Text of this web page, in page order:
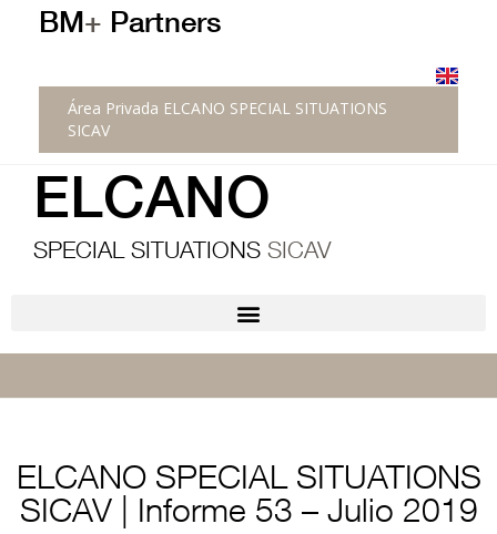
BM+ Partners
Área Privada ELCANO SPECIAL SITUATIONS
SICAV
ELCANO
SPECIAL SITUATIONS SICAV
ELCANO SPECIAL SITUATIONS
SICAV | Informe 53 – Julio 2019